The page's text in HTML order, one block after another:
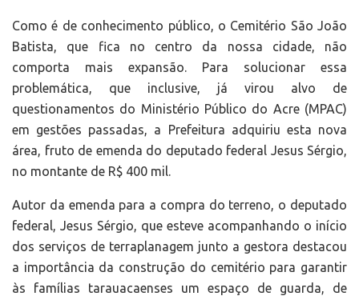
Como é de conhecimento público, o Cemitério São João
Batista, que fica no centro da nossa cidade, não
comporta mais expansão. Para solucionar essa
problemática, que inclusive, já virou alvo de
questionamentos do Ministério Público do Acre (MPAC)
em gestões passadas, a Prefeitura adquiriu esta nova
área, fruto de emenda do deputado federal Jesus Sérgio,
no montante de R$ 400 mil.
Autor da emenda para a compra do terreno, o deputado
federal, Jesus Sérgio, que esteve acompanhando o início
dos serviços de terraplanagem junto a gestora destacou
a importância da construção do cemitério para garantir
às famílias tarauacaenses um espaço de guarda, de